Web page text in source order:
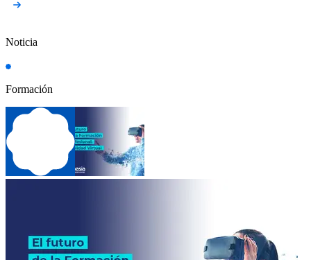
Noticia
Formación